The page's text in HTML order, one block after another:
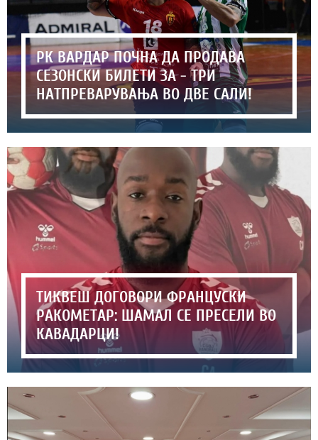
РК ВАРДАР ПОЧНА ДА ПРОДАВА
СЕЗОНСКИ БИЛЕТИ ЗА - ТРИ
НАТПРЕВАРУВАЊА ВО ДВЕ САЛИ!
ТИКВЕШ ДОГОВОРИ ФРАНЦУСКИ
РАКОМЕТАР: ШАМАЛ СЕ ПРЕСЕЛИ ВО
КАВАДАРЦИ!